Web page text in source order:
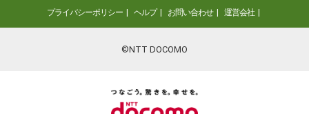
プライバシーポリシー ヘルプ お問い合わせ 運営会社
©NTT DOCOMO